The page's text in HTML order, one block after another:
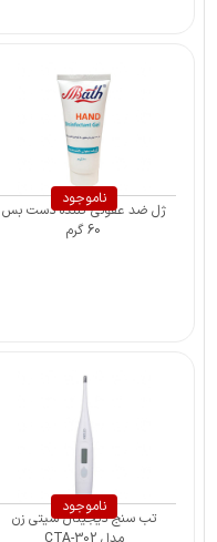
ناموجود
ژل ضد عفونی کننده دست بس
60 گرم
ناموجود
تب سنج دیجیتال سیتی زن